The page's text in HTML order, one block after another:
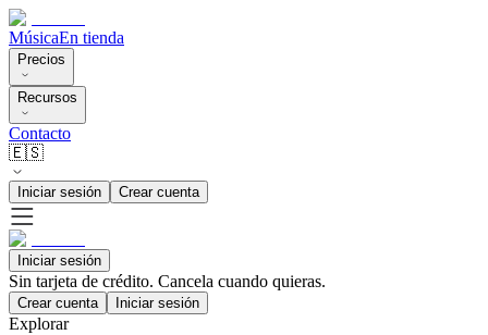
MúsicaEn tienda
Precios
Recursos
Contacto
🇪🇸
Iniciar sesión Crear cuenta
Iniciar sesión
Sin tarjeta de crédito. Cancela cuando quieras.
Crear cuenta Iniciar sesión
Explorar